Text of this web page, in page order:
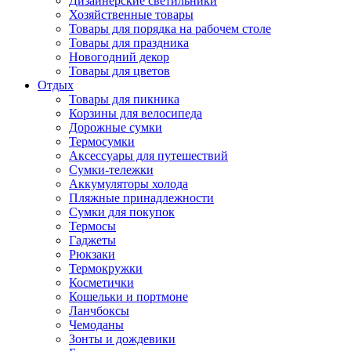
Хозяйственные товары
Товары для порядка на рабочем столе
Товары для праздника
Новогодний декор
Товары для цветов
Отдых
Товары для пикника
Корзины для велосипеда
Дорожные сумки
Термосумки
Аксессуары для путешествий
Сумки-тележки
Аккумуляторы холода
Пляжные принадлежности
Сумки для покупок
Термосы
Гаджеты
Рюкзаки
Термокружки
Косметички
Кошельки и портмоне
Ланчбоксы
Чемоданы
Зонты и дождевики